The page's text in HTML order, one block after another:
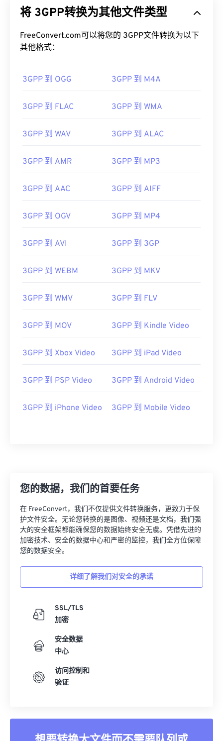
将 3GPP转换为其他文件类型
FreeConvert.com可以将您的 3GPP文件转换为以下
其他格式：
3GPP 到 OGG 3GPP 到 M4A
3GPP 到 FLAC 3GPP 到 WMA
3GPP 到 WAV 3GPP 到 ALAC
3GPP 到 AMR 3GPP 到 MP3
3GPP 到 AAC 3GPP 到 AIFF
3GPP 到 OGV 3GPP 到 MP4
3GPP 到 AVI 3GPP 到 3GP
3GPP 到 WEBM 3GPP 到 MKV
3GPP 到 WMV 3GPP 到 FLV
3GPP 到 MOV 3GPP 到 Kindle Video
3GPP 到 Xbox Video 3GPP 到 iPad Video
3GPP 到 PSP Video 3GPP 到 Android Video
3GPP 到 iPhone Video 3GPP 到 Mobile Video
您的数据，我们的首要任务
在 FreeConvert，我们不仅提供文件转换服务，更致力于保
护文件安全。无论您转换的是图像、视频还是文档，我们强
大的安全框架都能确保您的数据始终安全无虞。凭借先进的
加密技术、安全的数据中心和严密的监控，我们全方位保障
您的数据安全。
详细了解我们对安全的承诺
SSL/TLS
加密
安全数据
中心
访问控制和
验证